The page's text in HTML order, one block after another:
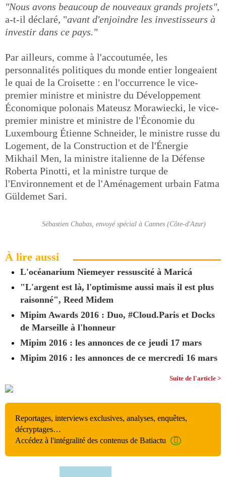
"Nous avons beaucoup de nouveaux grands projets",
a-t-il déclaré, "avant d'enjoindre les investisseurs à
investir dans ce pays."
Par ailleurs, comme à l'accoutumée, les
personnalités politiques du monde entier longeaient
le quai de la Croisette : en l'occurrence le vice-
premier ministre et ministre du Développement
Économique polonais Mateusz Morawiecki, le vice-
premier ministre et ministre de l'Économie du
Luxembourg Étienne Schneider, le ministre russe du
Logement, de la Construction et de l'Énergie
Mikhail Men, la ministre italienne de la Défense
Roberta Pinotti, et la ministre turque de
l'Environnement et de l'Aménagement urbain Fatma
Güldemet Sari.
Sébastien Chabas, envoyé spécial à Cannes (Côte-d'Azur)
À lire aussi
L'océanarium Niemeyer ressuscité à Maricá
"L'argent est là, l'optimisme aussi mais il est plus
raisonné", Reed Midem
Mipim Awards 2016 : Duo, #Cloud.Paris et Docks
de Marseille à l'honneur
Mipim 2016 : les annonces de ce jeudi 17 mars
Mipim 2016 : les annonces de ce mercredi 16 mars
Suite de l'article >
Reportages, interviews exclusives, analyses, enquêtes,
décryptages…
Accédez à l'intégralité des contenus de Batiactu